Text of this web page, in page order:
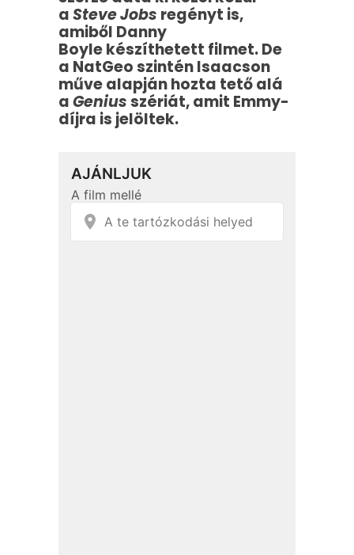
aSteve Jobs regényt is,
amiből Danny
Boyle készíthetett filmet. De
a NatGeo szintén Isaacson
műve alapján hozta tető alá
aGeniusszériát, amit Emmy-
díjra is jelöltek.